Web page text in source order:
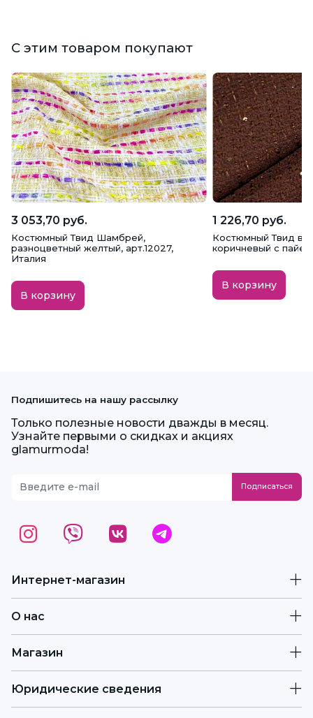
С этим товаром покупают
3 053,70 руб.
Костюмный Твид Шамбрей,
разноцветный желтый, арт.12027,
Италия
В корзину
1 226,70 руб.
Костюмный Твид в
коричневый с
В корзину
Интернет-магазин
О нас
Магазин
Юридические сведения
Подпишитесь на нашу рассылку
Только полезные новости дважды в месяц.
Узнайте первыми о скидках и акциях
glamurmoda!